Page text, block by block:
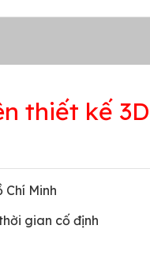
thiết kế 3D
Chí Minh
gian cố định